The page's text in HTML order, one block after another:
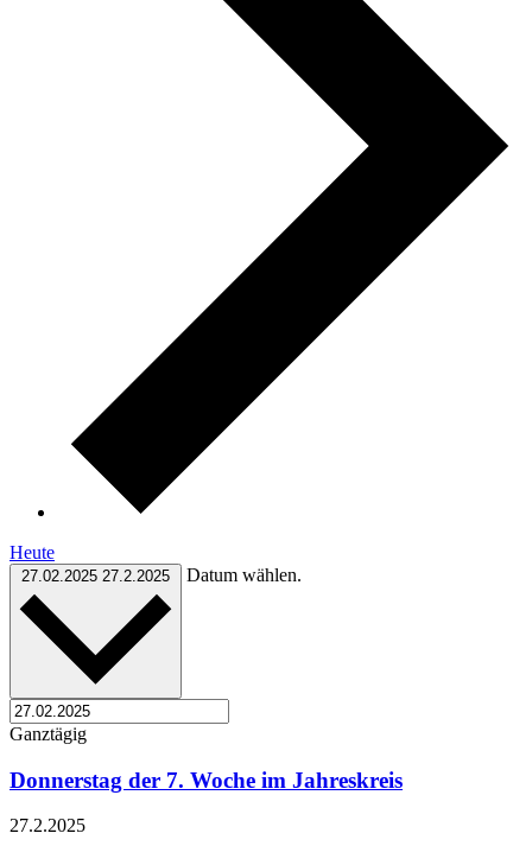
Heute
27.02.2025 27.2.2025 Datum wählen.
Ganztägig
Donnerstag der 7. Woche im Jahreskreis
27.2.2025